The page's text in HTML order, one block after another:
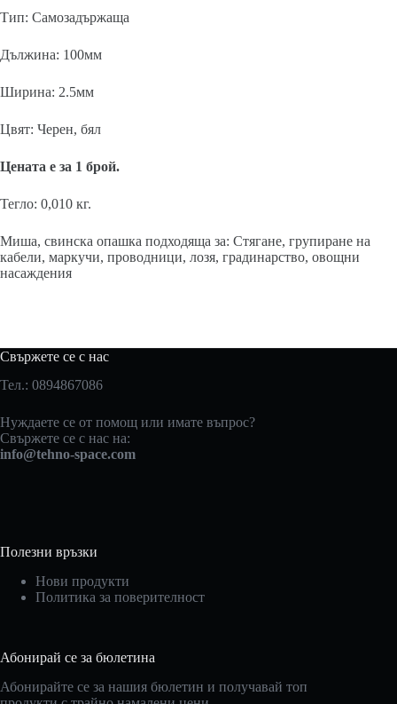
Тип: Самозадържаща
Дължина: 100мм
Ширина: 2.5мм
Цвят: Черен, бял
Цената е за 1 брой.
Тегло: 0,010 кг.
Миша, свинска опашка подходяща за: Стягане, групиране на
кабели, маркучи, проводници, лозя, градинарство, овощни
насаждения
Свържете се с нас
Тел.: 0894867086
Нуждаете се от помощ или имате въпрос?
Свържете се с нас на:
info@tehno-space.com
Полезни връзки
Нови продукти
Политика за поверителност
Абонирай се за бюлетина
Абонирайте се за нашия бюлетин и получавай топ